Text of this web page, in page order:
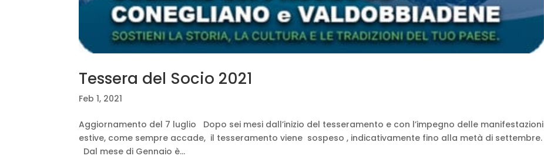
Tessera del Socio 2021
Feb 1, 2021
Aggiornamento del 7 luglio Dopo sei mesi dall’inizio del tesseramento e con l’impegno delle manifestazioni
estive, come sempre accade, il tesseramento viene sospeso , indicativamente fino alla metà di settembre.
Dal mese di Gennaio è...